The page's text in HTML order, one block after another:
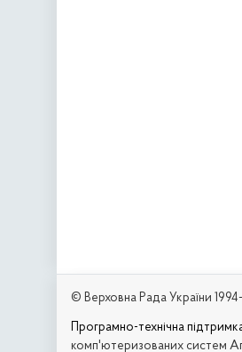
© Верховна Рада України
Програмно-технічна
комп'ютеризованих систем